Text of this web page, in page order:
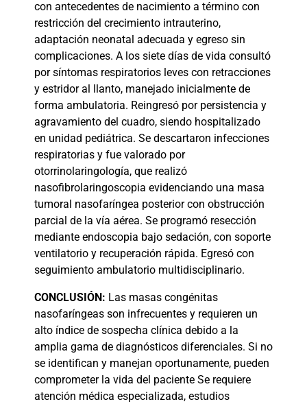
con antecedentes de nacimiento a término con
restricción del crecimiento intrauterino,
adaptación neonatal adecuada y egreso sin
complicaciones. A los siete días de vida consultó
por síntomas respiratorios leves con retracciones
y estridor al llanto, manejado inicialmente de
forma ambulatoria. Reingresó por persistencia y
agravamiento del cuadro, siendo hospitalizado
en unidad pediátrica. Se descartaron infecciones
respiratorias y fue valorado por
otorrinolaringología, que realizó
nasofibrolaringoscopia evidenciando una masa
tumoral nasofaríngea posterior con obstrucción
parcial de la vía aérea. Se programó resección
mediante endoscopia bajo sedación, con soporte
ventilatorio y recuperación rápida. Egresó con
seguimiento ambulatorio multidisciplinario.
CONCLUSIÓN: Las masas congénitas
nasofaríngeas son infrecuentes y requieren un
alto índice de sospecha clínica debido a la
amplia gama de diagnósticos diferenciales. Si no
se identifican y manejan oportunamente, pueden
comprometer la vida del paciente Se requiere
atención médica especializada, estudios